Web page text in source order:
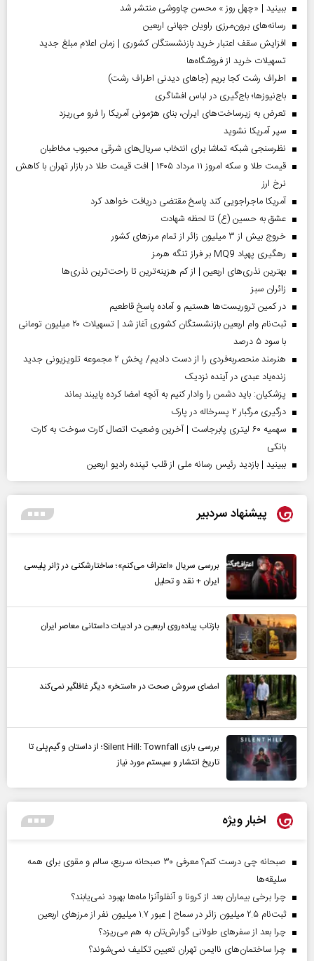
ببینید | «چهل روز » محسن چاووشی منتشر شد
رسانه‌های برون‌مرزی راویان جهانی اربعین
افزایش سقف اعتبار خرید بازنشستگان کشوری | زمان اعلام مبلغ جدید
تسهیلات خرید از فروشگاه‌ها
اطراف رشت کجا بریم (جاهای دیدنی اطراف رشت)
باج‌نیوزها؛ باج‌گیری در لباس افشاگری
تعرض به زیرساخت‌های ایران، بنای هژمونی آمریکا را فرو می‌ریزد
سپر آمریکا نشوید
نظرسنجی شبکه تماشا برای انتخاب سریال‌های شرقی محبوب مخاطبان
قیمت طلا و سکه امروز ۱۱ مرداد ۱۴۰۵ | افت قیمت طلا در بازار تهران با کاهش
نرخ ارز
آمریکا ماجراجویی کند پاسخ مقتضی دریافت خواهد کرد
عشق به حسین (ع) تا لحظه شهادت
خروج بیش از ۳ میلیون زائر از تمام مرز‌های کشور
رهگیری پهپاد MQ9 بر فراز تنگه هرمز
بهترین نذری‌های اربعین | از کم هزینه‌ترین تا راحت‌ترین نذری‌ها
‌زائران سبز
در کمین تروریست‌ها هستیم و آماده پاسخ قاطعیم
ثبت‌نام وام اربعین بازنشستگان کشوری آغاز شد | تسهیلات ۲۰ میلیون تومانی
با سود ۵ درصد
هنرمند منحصر‌به‌فردی را از دست دادیم/ پخش ۲ مجموعه تلویزیونی جدید
زنده‌یاد عبدی در آینده نزدیک
پزشکیان: باید دشمن را وادار کنیم به آنچه امضا کرده پایبند بماند
درگیری مرگبار ۲ پسرخاله در پارک
سهمیه ۶۰ لیتری پابرجاست | آخرین وضعیت اتصال کارت سوخت به کارت
بانکی
ببینید | بازدید رئیس رسانه ملی از قلب تپنده رادیو اربعین
پیشنهاد سردبیر
بررسی سریال «اعتراف می‌کنم»؛ ساختارشکنی در ژانر پلیسی
ایران + نقد و تحلیل
بازتاب پیاده‌روی اربعین در ادبیات داستانی معاصر ایران
امضای سروش صحت در «استخر» دیگر غافلگیر نمی‌کند
بررسی بازی Silent Hill: Townfall؛ از داستان و گیم‌پلی تا
تاریخ انتشار و سیستم مورد نیاز
اخبار ویژه
صبحانه چی درست کنم؟ معرفی ۳۰ صبحانه سریع، سالم و مقوی برای همه
سلیقه‌ها
چرا برخی بیماران بعد از کرونا و آنفلوآنزا ماه‌ها بهبود نمی‌یابند؟
ثبت‌نام ۲.۵ میلیون زائر در سماح | عبور ۱.۷ میلیون نفر از مرز‌های اربعین
چرا بعد از سفرهای طولانی گوارش‌تان به هم می‌ریزد؟
چرا ساختمان‌های ناایمن تهران تعیین تکلیف نمی‌شوند؟